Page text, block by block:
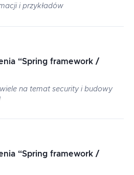
i przykładów
“Spring framework /
na temat security i budowy
“Spring framework /